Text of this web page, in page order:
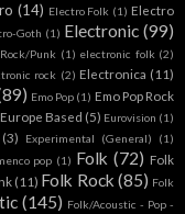
(14) Electro Folk (1) Electro
Goth (1) Electronic (99)
Punk (1) electronic folk (2)
rock (2) Electronica (11)
Emo Pop (1) Emo Pop Rock
Europe Based (5) Eurovision (1)
(3) Experimental (General) (1)
pop (1) Folk (72) Folk
(11) Folk Rock (85) Folk
(145) Folk/Acoustic - Pop -